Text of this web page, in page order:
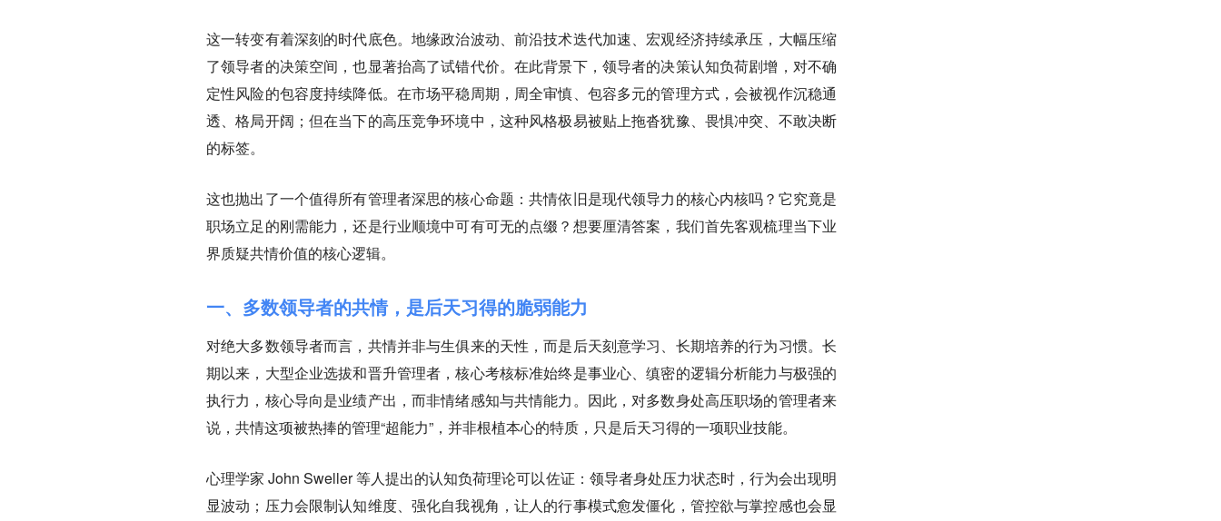
这一转变有着深刻的时代底色。地缘政治波动、前沿技术迭代加速、宏观经济持续承压，大幅压缩
了领导者的决策空间，也显著抬高了试错代价。在此背景下，领导者的决策认知负荷剧增，对不确
定性风险的包容度持续降低。在市场平稳周期，周全审慎、包容多元的管理方式，会被视作沉稳通
透、格局开阔；但在当下的高压竞争环境中，这种风格极易被贴上拖沓犹豫、畏惧冲突、不敢决断
的标签。
这也抛出了一个值得所有管理者深思的核心命题：共情依旧是现代领导力的核心内核吗？它究竟是
职场立足的刚需能力，还是行业顺境中可有可无的点缀？想要厘清答案，我们首先客观梳理当下业
界质疑共情价值的核心逻辑。
一、多数领导者的共情，是后天习得的脆弱能力
对绝大多数领导者而言，共情并非与生俱来的天性，而是后天刻意学习、长期培养的行为习惯。长
期以来，大型企业选拔和晋升管理者，核心考核标准始终是事业心、缜密的逻辑分析能力与极强的
执行力，核心导向是业绩产出，而非情绪感知与共情能力。因此，对多数身处高压职场的管理者来
说，共情这项被热捧的管理“超能力”，并非根植本心的特质，只是后天习得的一项职业技能。
心理学家 John Sweller 等人提出的认知负荷理论可以佐证：领导者身处压力状态时，行为会出现明
显波动；压力会限制认知维度、强化自我视角，让人的行事模式愈发僵化，管控欲与掌控感也会显